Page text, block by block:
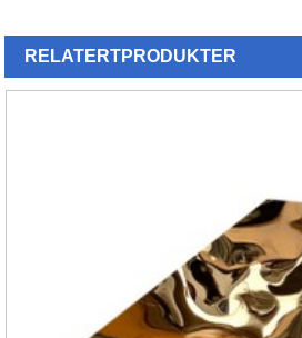
RELATERTPRODUKTER